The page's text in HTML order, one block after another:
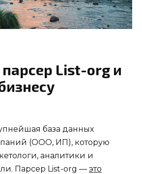
парсер List-org и
база данных
(ООО, ИП), которую
аналитики и
Парсер List-org — это